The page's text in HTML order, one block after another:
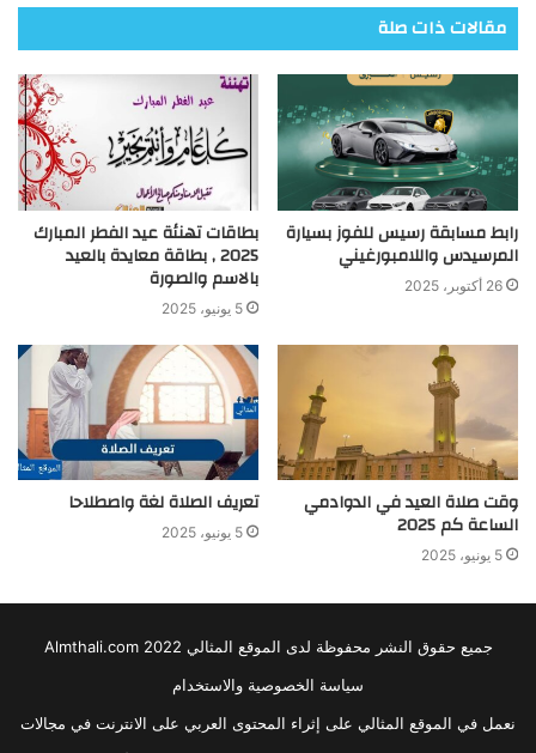
مقالات ذات صلة
رابط مسابقة رسيس للفوز بسيارة
المرسيدس واللامبورغيني
26 أكتوبر، 2025
بطاقات تهنئة عيد الفطر المبارك
2025 , بطاقة معايدة بالعيد
بالاسم والصورة
5 يونيو، 2025
وقت صلاة العيد في الدوادمي
الساعة كم 2025
5 يونيو، 2025
تعريف الصلاة لغة واصطلاحا
5 يونيو، 2025
جميع حقوق النشر محفوظة لدى الموقع المثالي 2022 Almthali.com
سياسة الخصوصية والاستخدام
نعمل في الموقع المثالي على إثراء المحتوى العربي على الانترنت في مجالات